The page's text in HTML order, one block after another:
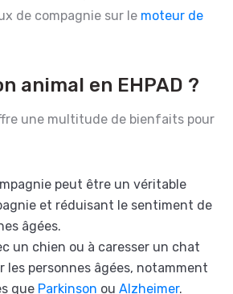
de compagnie sur le moteur de
animal en EHPAD ?
une multitude de bienfaits pour
peut être un véritable
et réduisant le sentiment de
âgées.
un chien ou à caresser un chat
personnes âgées, notamment
que Parkinson ou Alzheimer.